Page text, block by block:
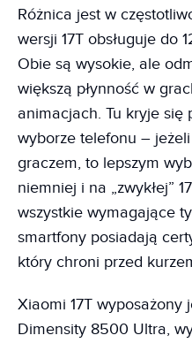
Różnica jest w
wersji 17T obsługuje do
Obie są wysokie, ale
większą płynność w
animacjach. Tu kryje się
wyborze telefonu –
graczem, to lepszym
niemniej i na „zwykłej”
wszystkie wymagające
smartfony posiadają
który chroni przed
Xiaomi 17T wyposażony
Dimensity 8500 Ultra,